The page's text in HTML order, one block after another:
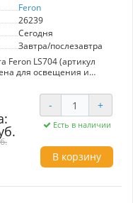
Feron
26239
Сегодня
Завтра/послезавтра
Feron LS704 (артикул
для освещения и
60 на метр
7 мм высота
- +
Есть в наличии
В корзину